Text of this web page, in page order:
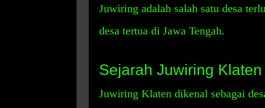
Juwiring adalah salah satu desa
desa tertua di Jawa Tengah.
Sejarah Juwiring Klaten
Juwiring Klaten dikenal sebagai